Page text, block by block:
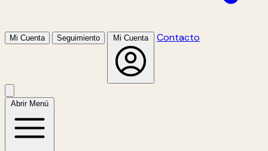
Mi Cuenta Seguimiento Mi Cuenta Contacto
Abrir Menú